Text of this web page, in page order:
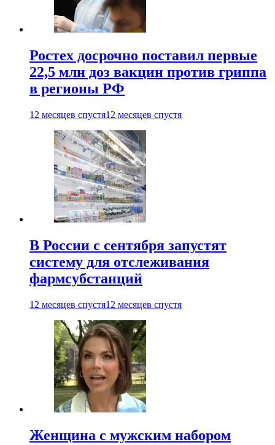
Ростех досрочно поставил первые
22,5 млн доз вакцин против гриппа
в регионы РФ
12 месяцев спустя12 месяцев спустя
В России с сентября запустят
систему для отслеживания
фармсубстанций
12 месяцев спустя12 месяцев спустя
Женщина с мужским набором